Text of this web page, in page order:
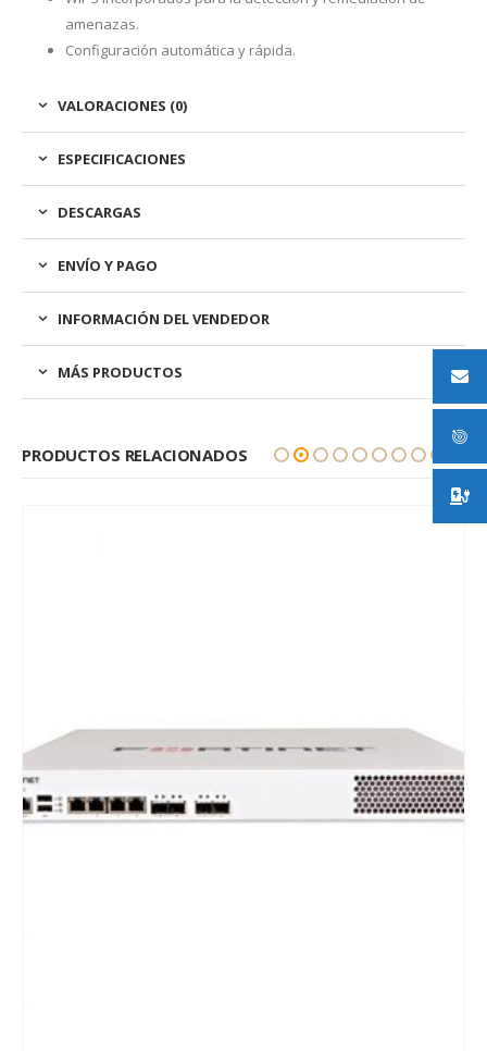
amenazas.
Configuración automática y rápida.
VALORACIONES (0)
ESPECIFICACIONES
DESCARGAS
ENVÍO Y PAGO
INFORMACIÓN DEL VENDEDOR
MÁS PRODUCTOS
PRODUCTOS RELACIONADOS